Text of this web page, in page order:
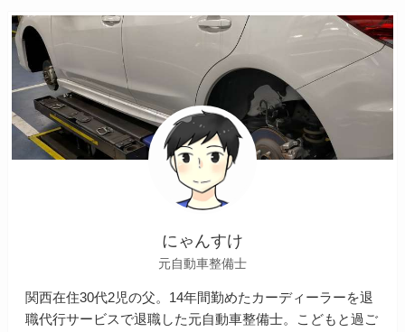
にゃんすけ
元自動車整備士
関西在住30代2児の父。14年間勤めたカーディーラーを退
職代行サービスで退職した元自動車整備士。こどもと過ご